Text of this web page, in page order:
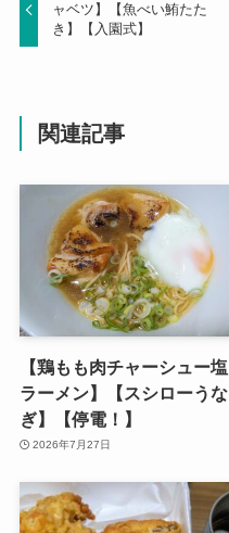
ャベツ】【魚べい鮪たた
き】【入園式】
関連記事
【鶏もも肉チャーシュー塩
ラーメン】【スシローうな
ぎ】【停電！】
2026年7月27日